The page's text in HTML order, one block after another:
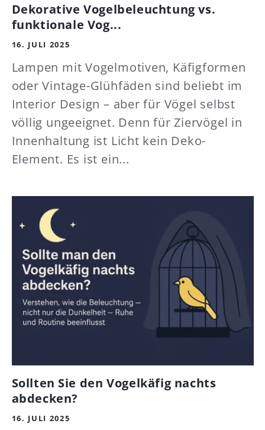
Dekorative Vogelbeleuchtung vs.
funktionale Vog...
16. JULI 2025
Lampen mit Vogelmotiven, Käfigformen
oder Vintage-Glühfäden sind beliebt im
Interior Design – aber für Vögel selbst
völlig ungeeignet. Denn für Ziervögel in
Innenhaltung ist Licht kein Deko-
Element. Es ist ein...
Sollten Sie den Vogelkäfig nachts
abdecken?
16. JULI 2025